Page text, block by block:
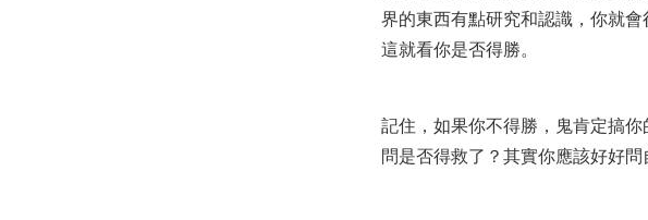
界的東西有點研究和認識，你就
這就看你是否得勝。
記住，如果你不得勝，鬼肯定搞
問是否得救了？其實你應該好好